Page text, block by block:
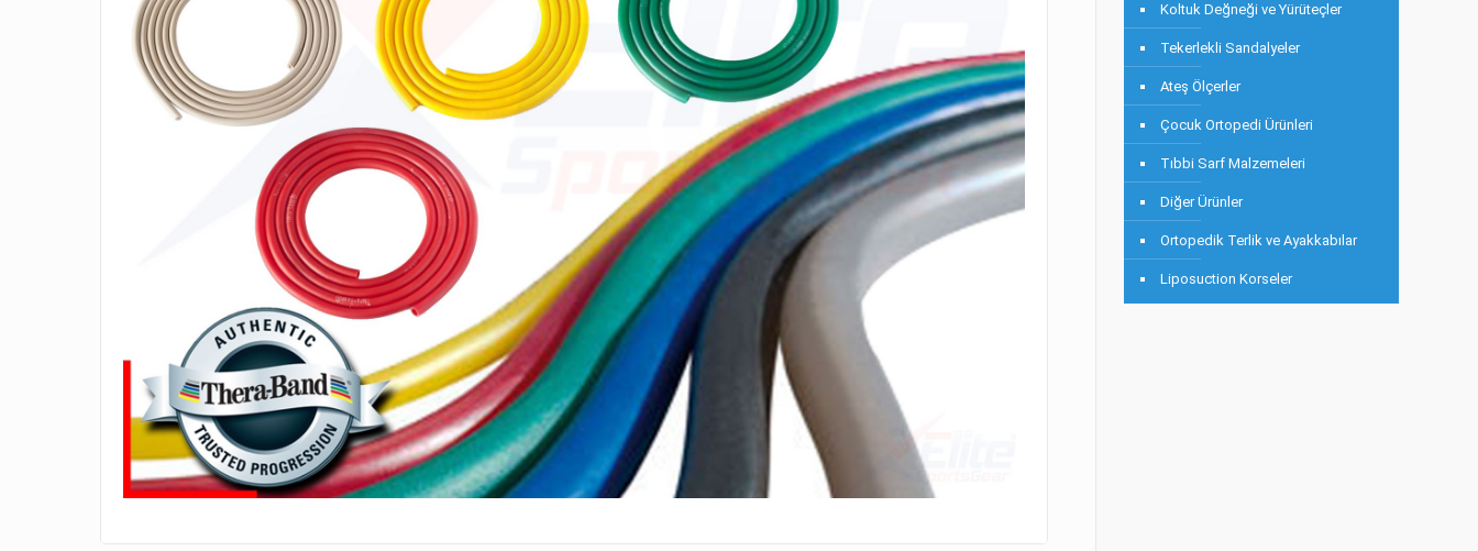
Koltuk Değneği ve Yürüteçler
Tekerlekli Sandalyeler
Ateş Ölçerler
Çocuk Ortopedi Ürünleri
Tıbbi Sarf Malzemeleri
Diğer Ürünler
Ortopedik Terlik ve Ayakkabılar
Liposuction Korseler